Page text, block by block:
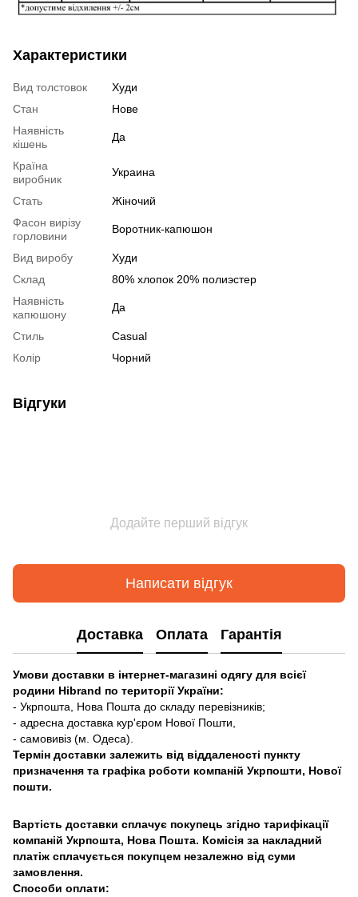
Характеристики
Вид толстовок
Худи
Стан
Нове
Наявність
кішень
Да
Країна
виробник
Украина
Стать
Жіночий
Фасон вирізу
горловини
Воротник-капюшон
Вид виробу
Худи
Склад
80% хлопок 20% полиэстер
Наявність
капюшону
Да
Стиль
Casual
Колір
Чорний
Відгуки
Додайте перший відгук
Написати відгук
Доставка Оплата Гарантія
Умови доставки в інтернет-магазині одягу для всієї
родини Hibrand по території України:
- Укрпошта, Нова Пошта до складу перевізників;
- адресна доставка кур'єром Нової Пошти,
- самовивіз (м. Одеса).
Термін доставки залежить від віддаленості пункту
призначення та графіка роботи компаній Укрпошти, Нової
пошти.
Вартість доставки сплачує покупець згідно тарифікації
компаній Укрпошта, Нова Пошта. Комісія за накладний
платіж сплачується покупцем незалежно від суми
замовлення.
Способи оплати: